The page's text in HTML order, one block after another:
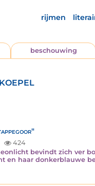
rijmen
beschouwing
424
bevindt zich ver
en haar donkerblauwe